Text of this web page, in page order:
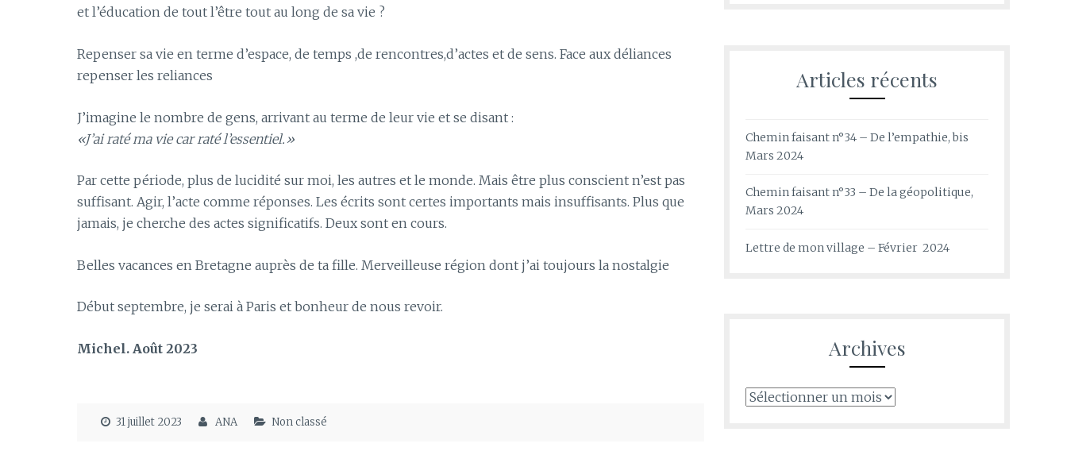
et l’éducation de tout l’être tout au long de sa vie ?
Repenser sa vie en terme d’espace, de temps ,de rencontres,d’actes et de sens. Face aux déliances
repenser les reliances
J’imagine le nombre de gens, arrivant au terme de leur vie et se disant :
«J’ai raté ma vie car raté l’essentiel.»
Par cette période, plus de lucidité sur moi, les autres et le monde. Mais être plus conscient n’est pas
suffisant. Agir, l’acte comme réponses. Les écrits sont certes importants mais insuffisants. Plus que
jamais, je cherche des actes significatifs. Deux sont en cours.
Belles vacances en Bretagne auprès de ta fille. Merveilleuse région dont j’ai toujours la nostalgie
Début septembre, je serai à Paris et bonheur de nous revoir.
Michel. Août 2023
31 juillet 2023 ANA Non classé
Articles récents
Chemin faisant n°34 – De l’empathie, bis
Mars 2024
Chemin faisant n°33 – De la géopolitique,
Mars 2024
Lettre de mon village – Février 2024
Archives
Archives